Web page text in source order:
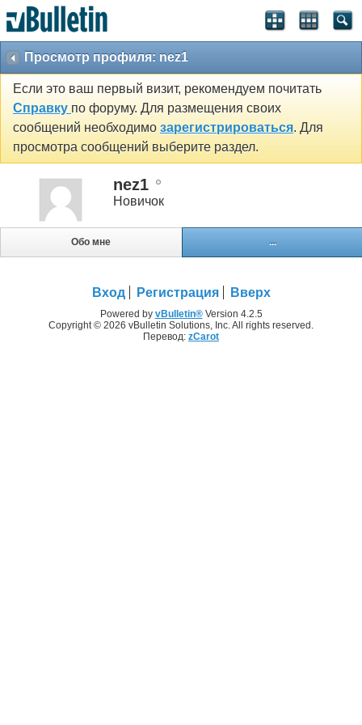
Просмотр профиля: nez1
Если это ваш первый визит, рекомендуем почитать
Справку по форуму. Для размещения своих
сообщений необходимо зарегистрироваться. Для
просмотра сообщений выберите раздел.
nez1
Новичок
Обо мне ...
Вход Регистрация Вверх
Powered by vBulletin®Version 4.2.5
Copyright © 2026 vBulletin Solutions, Inc. All rights reserved.
Перевод: zCarot